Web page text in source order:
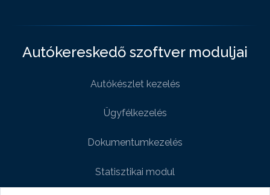
Autókereskedő szoftver moduljai
Autókészlet kezelés
Ügyfélkezelés
Dokumentumkezelés
Statisztikai modul